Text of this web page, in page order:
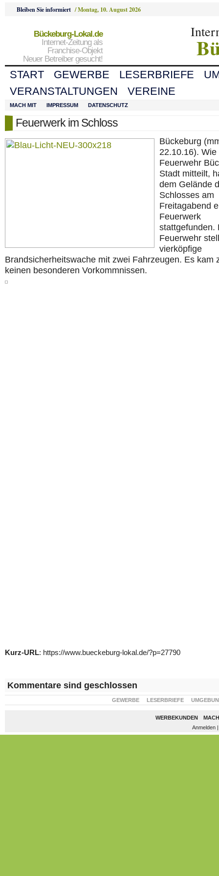
Bleiben Sie informiert /Montag, 10. August 2026
Bückeburg-Lokal.de
Internet-Zeitung als
Franchise-Objekt
Neuer Betreiber gesucht!
START GEWERBE LESERBRIEFE
VERANSTALTUNGEN
VEREINE
MACH MIT IMPRESSUM DATENSCHUTZ
Feuerwerk im Schloss
Bückeburg
22.10.16). Wie
Feuerwehr
Stadt mitteilt,
dem Gelände
Schlosses am
Freitagabend
Feuerwerk
stattgefunden.
Feuerwehr
vierköpfige
Brandsicherheitswache mit zwei Fahrzeugen. Es kam
keinen besonderen Vorkommnissen.
Kurz-URL: https://www.bueckeburg-lokal.de/?p=27790
Kommentare sind geschlossen
GEWERBE LESERBRIEFE
WERBEKUNDEN
Anmelden|